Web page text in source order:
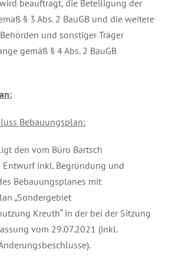
beauftragt, die Beteiligung der
§ 3 Abs. 2 BauGB und die weitere
und sonstiger Träger
gemäß § 4 Abs. 2 BauGB
Bebauungsplan:
den vom Büro Bartsch
Entwurf inkl. Begründung und
Bebauungsplanes mit
„Sondergebiet
Kreuth“ in der bei der Sitzung
vom 29.07.2021 (inkl.